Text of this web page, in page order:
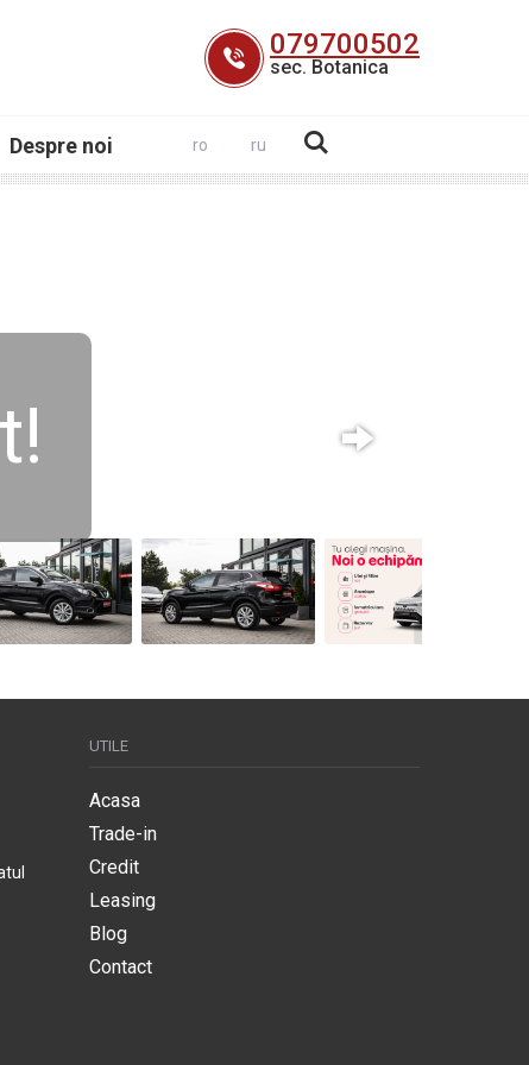
079700502
sec. Botanica
Despre noi ro ru
UTILE
Acasa
Trade-in
Credit
Leasing
Blog
Contact